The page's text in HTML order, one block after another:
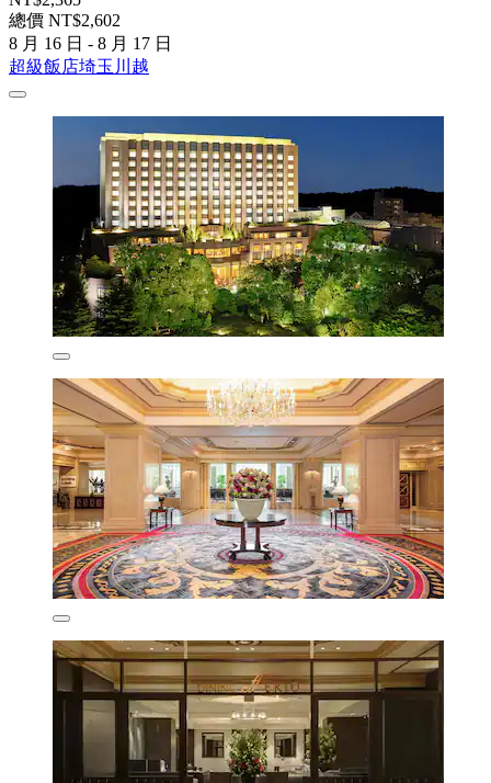
總價 NT$2,602
8 月 16 日 - 8 月 17 日
超級飯店埼玉川越